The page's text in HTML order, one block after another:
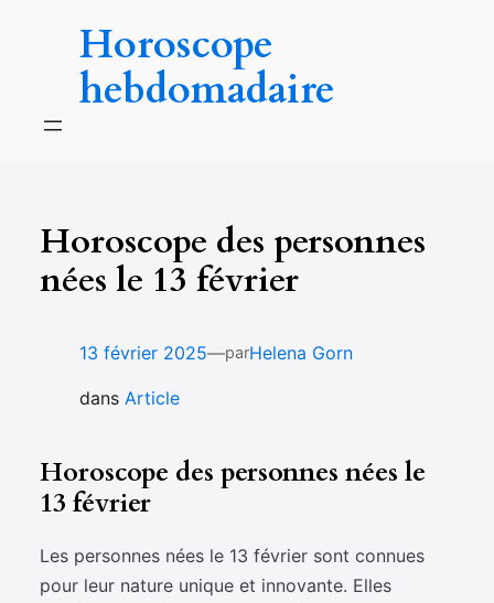
Horoscope
hebdomadaire
Horoscope des personnes
nées le 13 février
13 février 2025—parHelena Gorn
dans Article
Horoscope des personnes nées le
13 février
Les personnes nées le 13 février sont connues
pour leur nature unique et innovante. Elles